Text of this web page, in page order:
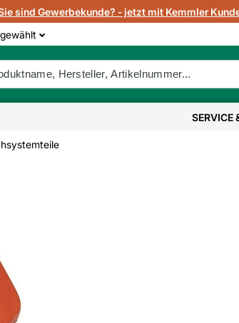
sind Gewerbekunde? - jetzt mit Kemmler
SERVICE